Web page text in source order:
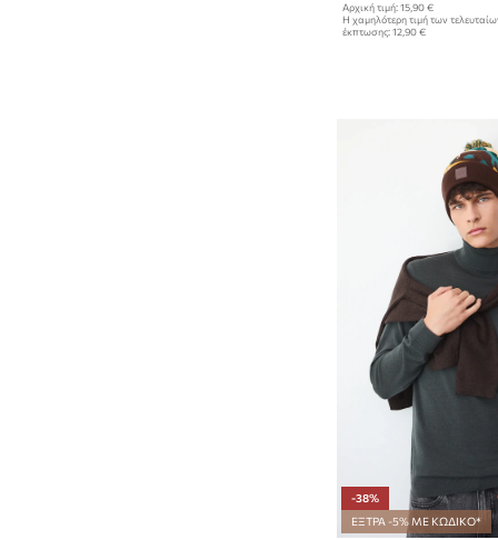
Αρχική τιμή: 15,90 €
Η χαμηλότερη τιμή των
έκπτωσης: 12,90 €
-38%
ΕΞΤΡΑ -5% ΜΕ ΚΩΔΙΚΟ*